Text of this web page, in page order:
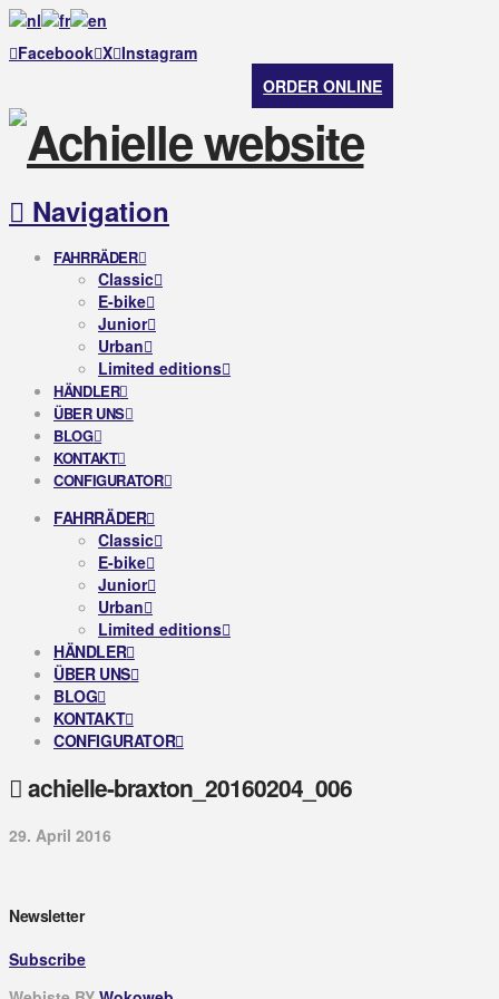
Facebook X Instagram
ORDER ONLINE
Navigation
FAHRRÄDER
Classic
E-bike
Junior
Urban
Limited editions
HÄNDLER
ÜBER UNS
BLOG
KONTAKT
CONFIGURATOR
FAHRRÄDER
Classic
E-bike
Junior
Urban
Limited editions
HÄNDLER
ÜBER UNS
BLOG
KONTAKT
CONFIGURATOR
achielle-braxton_20160204_006
29. April 2016
Newsletter
Subscribe